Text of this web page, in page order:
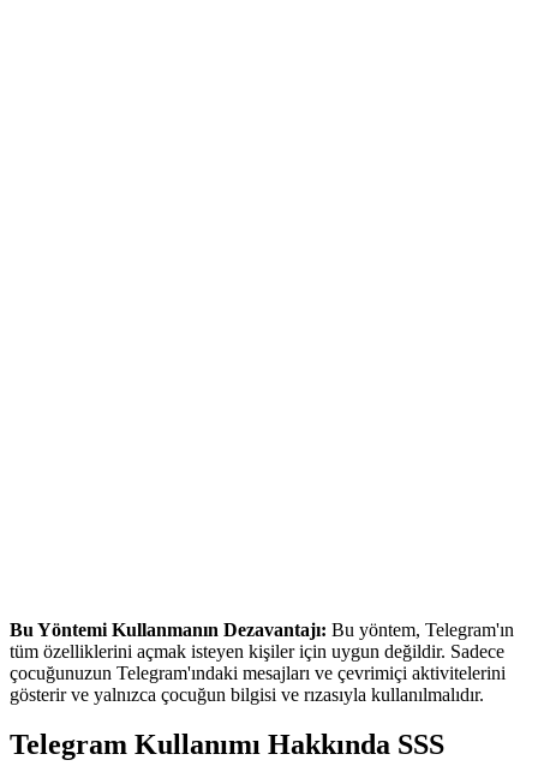
Bu Yöntemi Kullanmanın Dezavantajı: Bu yöntem, Telegram'ın
tüm özelliklerini açmak isteyen kişiler için uygun değildir. Sadece
çocuğunuzun Telegram'ındaki mesajları ve çevrimiçi aktivitelerini
gösterir ve yalnızca çocuğun bilgisi ve rızasıyla kullanılmalıdır.
Telegram Kullanımı Hakkında SSS